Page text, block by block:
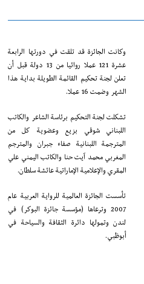
وكانت الجائزة قد تلقت في دورتها الرابعة
عشرة 121 عملا روائيا من 13 دولة قبل أن
تعلن لجنة تحكيم القائمة الطويلة بداية هذا
الشهر وضمت 16 عملا.
تشكلت لجنة التحكيم برئاسة الشاعر والكاتب
اللبناني شوقي بزيع وعضوية كل من
المترجمة اللبنانية صفاء جبران والمترجم
المغربي محمد آيت حنا والكاتب اليمني علي
المقري والإعلامية الإماراتية عائشة سلطان.
تأسست الجائزة العالمية للرواية العربية عام
2007 وترعاها (مؤسسة جائزة البوكر) في
لندن وتمولها دائرة الثقافة والسياحة في
أبوظبي.